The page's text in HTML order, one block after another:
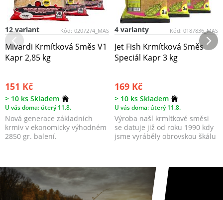
Kód: 0207274_MAS
12 variant
Mivardi Krmítková Směs V1
Kapr 2,85 kg
151 Kč
> 10 ks Skladem
U vás doma: úterý 11.8.
Nová generace základních
krmiv v ekonomicky výhodném
2850 gr. balení.
Kód: 0187836_MAS
4 varianty
Jet Fish Krmítková Směs
Speciál Kapr 3 kg
169 Kč
> 10 ks Skladem
U vás doma: úterý 11.8.
Výroba naší krmítkové směsi
se datuje již od roku 1990 kdy
jsme vyráběly obrovskou škálu